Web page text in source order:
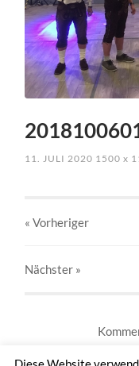
11. JULI 2020 1500x
« Vorheriger
Nächster »